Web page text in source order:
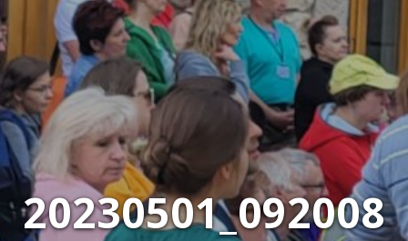
20230501_092008